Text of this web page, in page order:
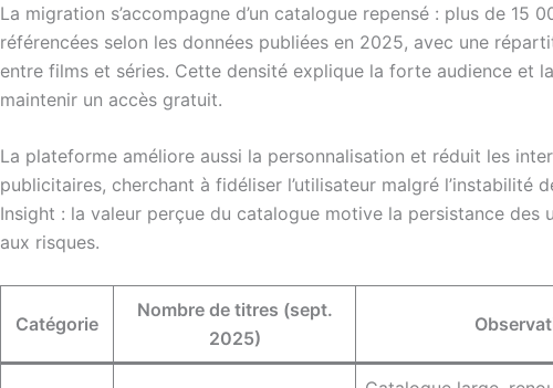
La migration s’accompagne d’un catalogue repensé : plus de 15
référencées selon les données publiées en 2025, avec une
entre films et séries. Cette densité explique la forte audience et
maintenir un accès gratuit.
La plateforme améliore aussi la personnalisation et réduit les
publicitaires, cherchant à fidéliser l’utilisateur malgré l’instabilité
Insight : la valeur perçue du catalogue motive la persistance des
aux risques.
Catégorie
Nombre de titres (sept.
2025)